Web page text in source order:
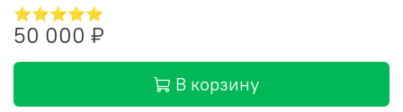
⭐⭐⭐⭐⭐
50 000 ₽
В корзину